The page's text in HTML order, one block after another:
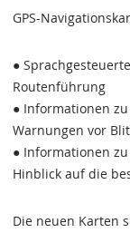
GPS-
●
Routenführung
● Informationen
Warnungen vor
● Informationen
Hinblick auf die
Die neuen Karten